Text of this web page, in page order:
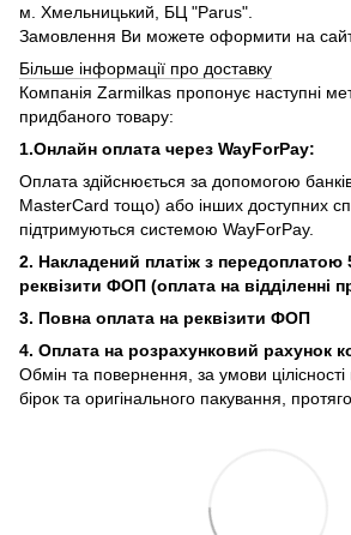
м. Хмельницький, БЦ "Parus".
Замовлення Ви можете оформити на
Більше інформації про доставку
Компанія Zarmilkas пропонує наступні
придбаного товару:
1.Онлайн оплата через WayForPay:
Оплата здійснюється за допомогою
MasterCard тощо) або інших доступних
підтримуються системою WayForPay.
2. Накладений платіж з передоплатою
реквізити ФОП (оплата на відділенні
3. Повна оплата на реквізити ФОП
4. Оплата на розрахунковий рахунок
Обмін та повернення, за умови цілісності
бірок та оригінального пакування,